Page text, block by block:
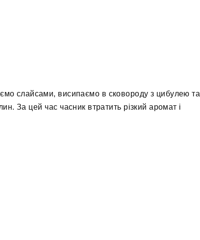
слайсами, висипаємо в сковороду з цибулею та
За цей час часник втратить різкий аромат і